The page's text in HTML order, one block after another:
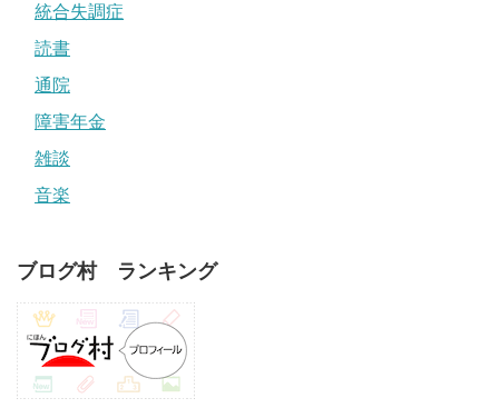
統合失調症
読書
通院
障害年金
雑談
音楽
ブログ村 ランキング